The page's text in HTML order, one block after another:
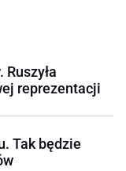
reprezentacji
Tak będzie